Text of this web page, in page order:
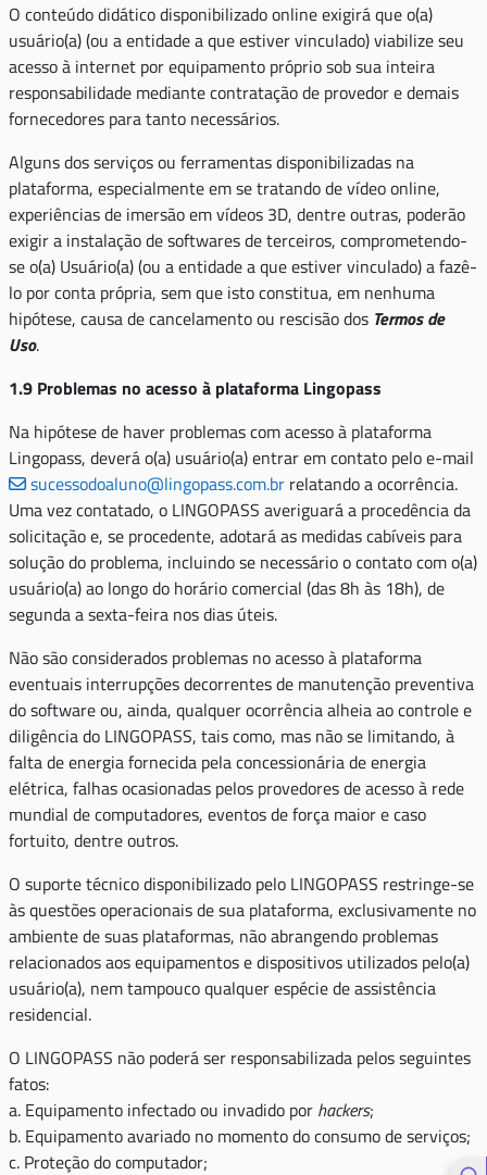
O conteúdo didático disponibilizado online exigirá que o(a)
usuário(a) (ou a entidade a que estiver vinculado) viabilize seu
acesso à internet por equipamento próprio sob sua inteira
responsabilidade mediante contratação de provedor e demais
fornecedores para tanto necessários.
Alguns dos serviços ou ferramentas disponibilizadas na
plataforma, especialmente em se tratando de vídeo online,
experiências de imersão em vídeos 3D, dentre outras, poderão
exigir a instalação de softwares de terceiros, comprometendo-
se o(a) Usuário(a) (ou a entidade a que estiver vinculado) a fazê-
lo por conta própria, sem que isto constitua, em nenhuma
hipótese, causa de cancelamento ou rescisão dos Termos de
Uso.
1.9 Problemas no acesso à plataforma Lingopass
Na hipótese de haver problemas com acesso à plataforma
Lingopass, deverá o(a) usuário(a) entrar em contato pelo e-mail
sucessodoaluno@lingopass.com.br relatando a ocorrência.
Uma vez contatado, o LINGOPASS averiguará a procedência da
solicitação e, se procedente, adotará as medidas cabíveis para
solução do problema, incluindo se necessário o contato com o(a)
usuário(a) ao longo do horário comercial (das 8h às 18h), de
segunda a sexta-feira nos dias úteis.
Não são considerados problemas no acesso à plataforma
eventuais interrupções decorrentes de manutenção preventiva
do software ou, ainda, qualquer ocorrência alheia ao controle e
diligência do LINGOPASS, tais como, mas não se limitando, à
falta de energia fornecida pela concessionária de energia
elétrica, falhas ocasionadas pelos provedores de acesso à rede
mundial de computadores, eventos de força maior e caso
fortuito, dentre outros.
O suporte técnico disponibilizado pelo LINGOPASS restringe-se
às questões operacionais de sua plataforma, exclusivamente no
ambiente de suas plataformas, não abrangendo problemas
relacionados aos equipamentos e dispositivos utilizados pelo(a)
usuário(a), nem tampouco qualquer espécie de assistência
residencial.
O LINGOPASS não poderá ser responsabilizada pelos seguintes
fatos:
a. Equipamento infectado ou invadido por hackers;
b. Equipamento avariado no momento do consumo de serviços;
c. Proteção do computador;